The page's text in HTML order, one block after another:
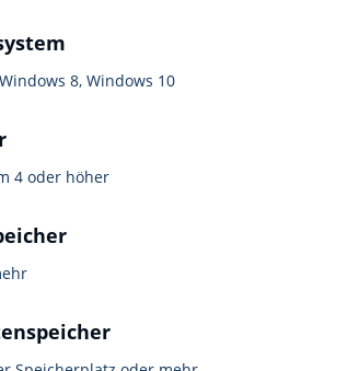
8, Windows 10
4 oder höher